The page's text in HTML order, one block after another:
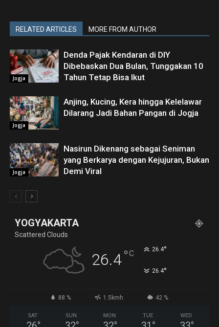
RELATED ARTICLES MORE FROM AUTHOR
Jogja
Denda Pajak Kendaran di DIY
Dibebaskan Dua Bulan, Tunggakan 10
Tahun Tetap Bisa Ikut
Jogja
Anjing, Kucing, Kera hingga Kelelawar
Dilarang Jadi Bahan Pangan di Jogja
Jogja
Nasirun Dikenang sebagai Seniman
yang Berkarya dengan Kejujuran, Bukan
Demi Viral
YOGYAKARTA
Scattered Clouds
26.4°C 26.4°
26.4°
88 % 1.5kmh 42 %
SAT SUN MON TUE WED